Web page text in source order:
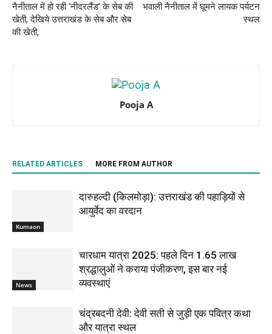
नैनीताल में हो रही ‘नीदरलैंड’ के सेब की
खेती, देखिये उत्तराखंड के सेब और सेब
की खेती,
भवाली नैनीताल में घूमने लायक पर्यटन
स्थल
Pooja A
RELATED ARTICLES MORE FROM AUTHOR
Kumaon
दारुहल्दी (किलमोड़ा): उत्तराखंड की पहाड़ियों से
आयुर्वेद का वरदान
News
चारधाम यात्रा 2025: पहले दिन 1.65 लाख
श्रद्धालुओं ने कराया पंजीकरण, इस बार नई
व्यवस्थाएं
चंद्रबदनी देवी: देवी सती से जुड़ी एक पवित्र कथा
और यात्रा स्थल